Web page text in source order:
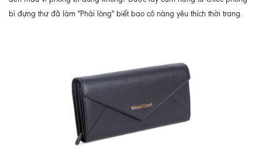
bì đựng thư đã làm "Phải lòng" biết bao cô nàng yêu thích thời trang.